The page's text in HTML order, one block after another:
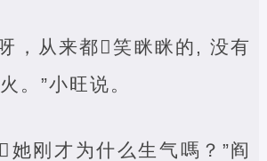
，从来都‌笑眯眯的, 没有
。”小旺说。
她刚才为什么生气嗎？”阎